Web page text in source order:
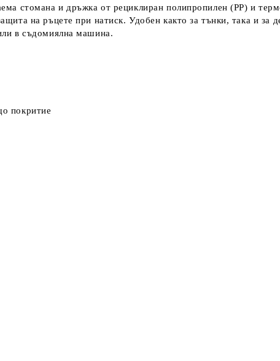
стомана и дръжка от рециклиран полипропилен (PP) и
на ръцете при натиск. Удобен както за тънки, така и за
в съдомиялна машина.
покритие